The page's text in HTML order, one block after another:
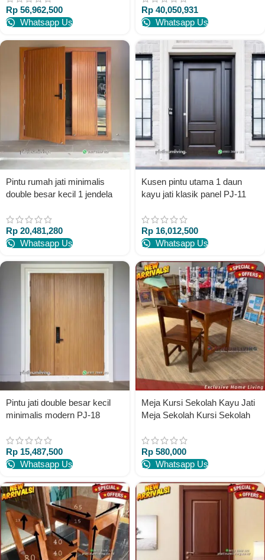
Rp 56,962,500
Whatsapp Us
Rp 40,050,931
Whatsapp Us
Pintu rumah jati minimalis
double besar kecil 1 jendela
jepara
Rp 20,481,280
Whatsapp Us
Kusen pintu utama 1 daun
kayu jati klasik panel PJ-11
Rp 16,012,500
Whatsapp Us
Pintu jati double besar kecil
minimalis modern PJ-18
Rp 15,487,500
Whatsapp Us
Meja Kursi Sekolah Kayu Jati
Meja Sekolah Kursi Sekolah
Jepara Indonesia
Rp 580,000
Whatsapp Us